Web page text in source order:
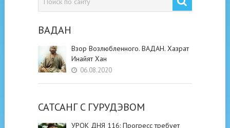
ВАДАН
Взор Возлюбленного. ВАДАН. Хазрат
Инайят Хан
06.08.2020
САТСАНГ C ГУРУДЭВОМ
УРОК ДНЯ 116: Прогресс требует